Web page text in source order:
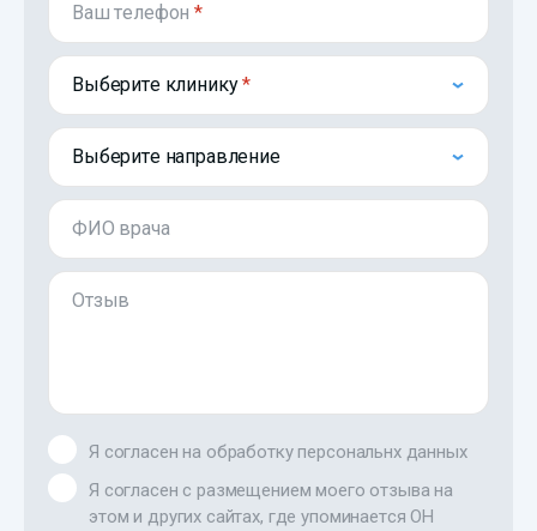
Ваш телефон*
Выберите клинику
Выберите направление
ФИО врача
Отзыв
Я согласен на обработку персональнх данных
Я согласен с размещением моего отзыва на
этом и других сайтах, где упоминается ОН